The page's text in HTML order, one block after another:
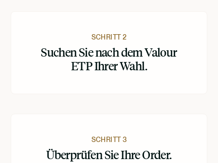
SCHRITT 2
Suchen Sie nach dem Valour
ETP Ihrer Wahl.
SCHRITT 3
Überprüfen Sie Ihre Order.